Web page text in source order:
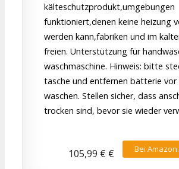
kälteschutzprodukt,umgebungen
funktioniert,denen keine heizung
werden kann,fabriken und im
freien. Unterstützung für
waschmaschine. Hinweis: bitte
tasche und entfernen batterie vor
waschen. Stellen sicher, dass
trocken sind, bevor sie wieder
Bei
105,99 € €